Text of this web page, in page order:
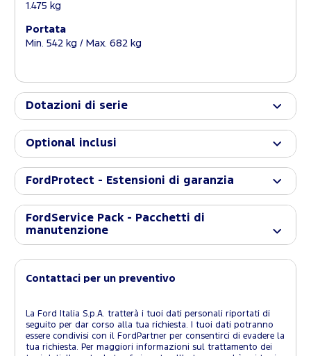
1.475 kg
Portata
Min. 542 kg / Max. 682 kg
Dotazioni di serie
Optional inclusi
FordProtect - Estensioni di garanzia
FordService Pack - Pacchetti di
manutenzione
Contattaci per un preventivo
La Ford Italia S.p.A. tratterà i tuoi dati personali riportati di
seguito per dar corso alla tua richiesta. I tuoi dati potranno
essere condivisi con il FordPartner per consentirci di evadere la
tua richiesta. Per maggiori informazioni sul trattamento dei